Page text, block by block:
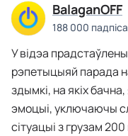
BalaganOFF
188 000
У відэа
рэпетыцыяй парада
здымкі, на якіх
эмоцыі, уключаючы
сітуацыі з грузам